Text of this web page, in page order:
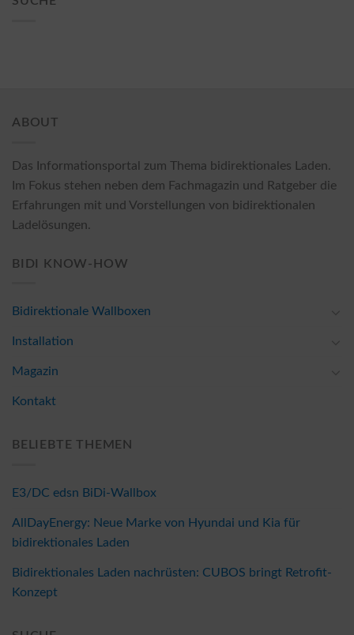
ABOUT
Das Informationsportal zum Thema bidirektionales Laden.
Im Fokus stehen neben dem Fachmagazin und Ratgeber die
Erfahrungen mit und Vorstellungen von bidirektionalen
Ladelösungen.
BIDI KNOW-HOW
Bidirektionale Wallboxen
Installation
Magazin
Kontakt
BELIEBTE THEMEN
E3/DC edsn BiDi-Wallbox
AllDayEnergy: Neue Marke von Hyundai und Kia für
bidirektionales Laden
Bidirektionales Laden nachrüsten: CUBOS bringt Retrofit-
Konzept